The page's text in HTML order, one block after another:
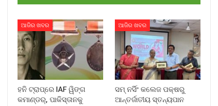
ଆଜିର ଖବର
ହନି ଟ୍ରାପ୍‌ରେ IAF ୱିଙ୍ଗ
କମାଣ୍ଡର୍, ପାକିସ୍ତାନକୁ
ଆଜିର ଖବର
ସମ୍ ନର୍ସିଂ କଲେଜ ପକ୍ଷରୁ
ଆନ୍ତର୍ଜାତୀୟ ସ୍ତନ୍ୟପାନ